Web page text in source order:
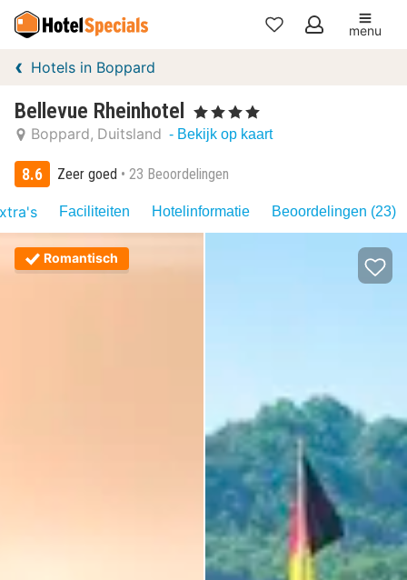
Mijn
menu
Hotels in Boppard
Bellevue Rheinhotel , 4 Sterren
Boppard Duitsland - Bekijk op kaart
8.6 Zeer goed 23 Beoordelingen
Faciliteiten Hotelinformatie Beoordelingen (23)
Romantisch